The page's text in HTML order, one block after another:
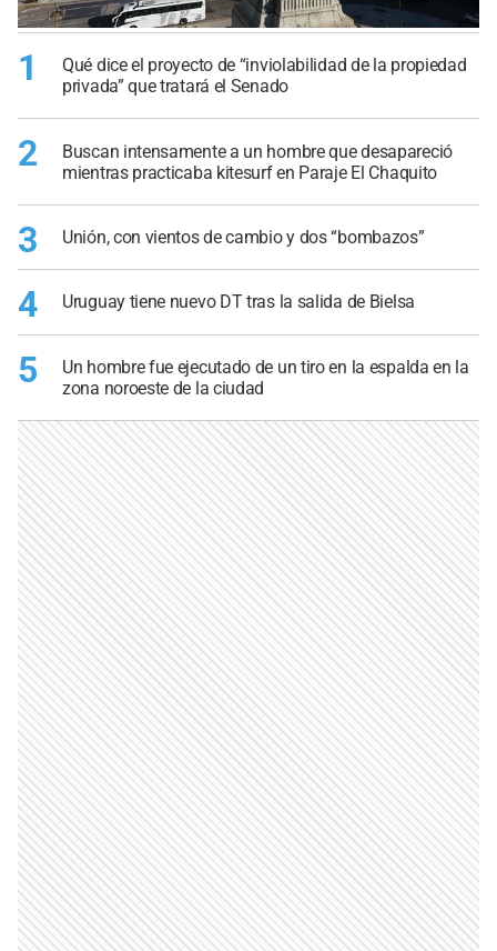
1
Qué dice el proyecto de “inviolabilidad de la propiedad
privada” que tratará el Senado
2
Buscan intensamente a un hombre que desapareció
mientras practicaba kitesurf en Paraje El Chaquito
3 Unión, con vientos de cambio y dos “bombazos”
4 Uruguay tiene nuevo DT tras la salida de Bielsa
5
Un hombre fue ejecutado de un tiro en la espalda en la
zona noroeste de la ciudad